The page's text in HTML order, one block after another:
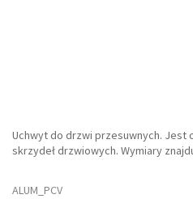
Uchwyt do drzwi przesuwnych. Jest
skrzydeł drzwiowych. Wymiary
ALUM_PCV